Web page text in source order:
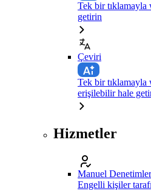
Tek bir tıklamayla
getirin
Çeviri
Tek bir tıklamayla
erişilebilir hale
Hizmetler
Manuel Denetimler
Engelli kişiler